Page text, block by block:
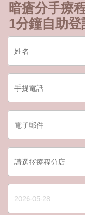
暗瘡分手療
1分鐘自助